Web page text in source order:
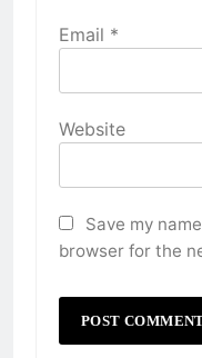
Email *
Website
Save my
browser for the